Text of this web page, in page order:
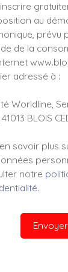
au
prévu
de la
adressé à :
Worldline,
41013 BLOIS
savoir plus
notre
.
Envoyer